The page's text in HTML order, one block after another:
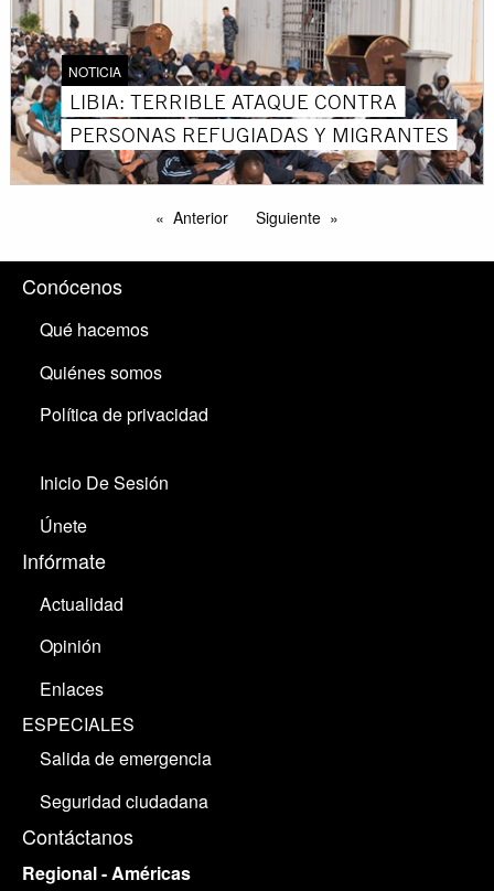
NOTICIA
LIBIA: TERRIBLE ATAQUE CONTRA
PERSONAS REFUGIADAS Y MIGRANTES
Anterior Siguiente
Conócenos
Qué hacemos
Quiénes somos
Política de privacidad
Inicio De Sesión
Únete
Infórmate
Actualidad
Opinión
Enlaces
ESPECIALES
Salida de emergencia
Seguridad ciudadana
Contáctanos
Regional - Américas